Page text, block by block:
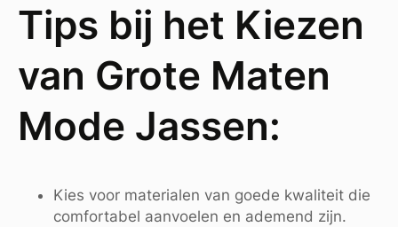
Tips bij het Kiezen
van Grote Maten
Mode Jassen:
Kies voor materialen van goede kwaliteit die
comfortabel aanvoelen en ademend zijn.